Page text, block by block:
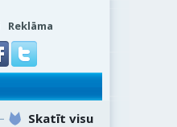
Reklāma
Skatīt visu